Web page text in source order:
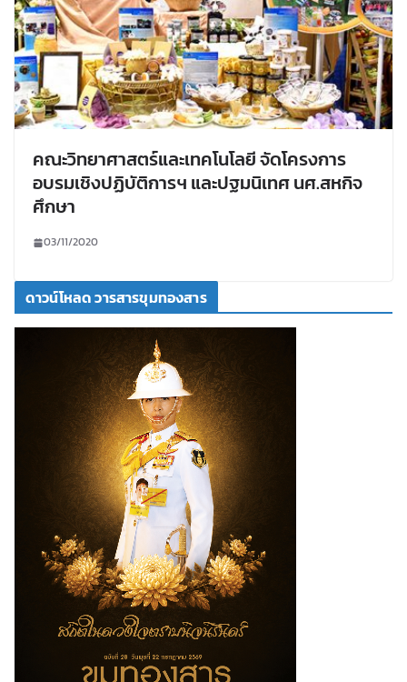
คณะวิทยาศาสตร์และเทคโนโลยี จัดโครงการ
อบรมเชิงปฏิบัติการฯ และปฐมนิเทศ นศ.สหกิจ
ศึกษา
03/11/2020
ดาวน์โหลด วารสารขุมทองสาร